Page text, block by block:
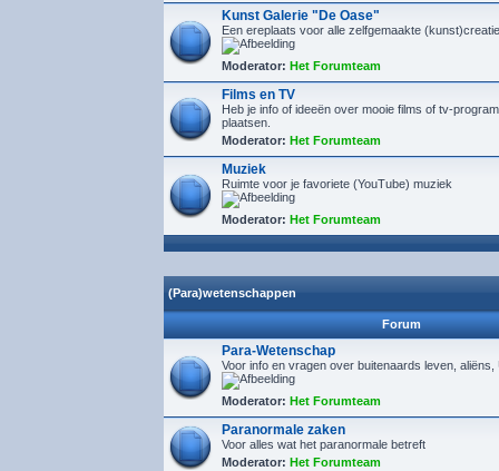
Kunst Galerie "De Oase"
Een ereplaats voor alle zelfgemaakte
Moderator: Het Forumteam
Films en TV
Heb je info of ideeën over mooie films of tv-
plaatsen.
Moderator: Het Forumteam
Muziek
Ruimte voor je favoriete (YouTube) muziek
Moderator: Het Forumteam
(Para)wetenschappen
Forum
Para-Wetenschap
Voor info en vragen over buitenaards leven, aliëns,
Moderator: Het Forumteam
Paranormale zaken
Voor alles wat het paranormale betreft
Moderator: Het Forumteam